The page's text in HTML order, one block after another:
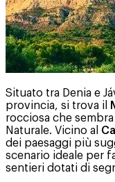
Situato tra Denia e
provincia, si trova il
rocciosa che
Naturale. Vicino al
dei paesaggi più
scenario ideale per
sentieri dotati di